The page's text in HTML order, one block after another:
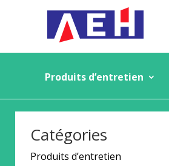
Produits d’entretien
Catégories
Produits d’entretien